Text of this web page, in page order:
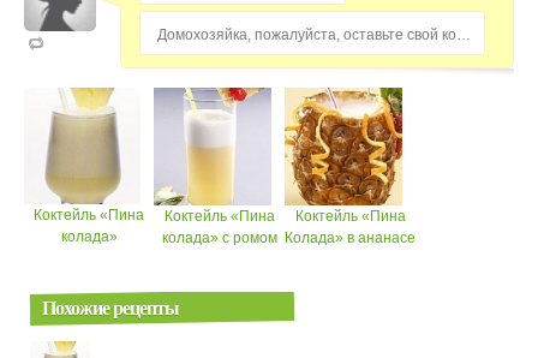
Домохозяйка, пожалуйста, оставьте свой комментарий...
Коктейль «Пина
колада»
Коктейль «Пина
колада» с ромом
Коктейль «Пина
Колада» в ананасе
Похожие рецепты